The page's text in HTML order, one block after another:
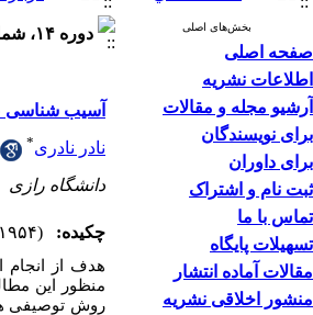
بخش‌های اصلی
صفحه اصلی
اطلاعات نشریه
آرشیو مجله و مقالات
برای نویسندگان
برای داوران
ثبت نام و اشتراک
تماس با ما
تسهیلات پایگاه
مقالات آماده انتشار
منشور اخلاقی نشریه
دوره ۱۴، شماره ۲ - ( ۴-۱۴۰۴ )
آسیب شناسی
نادر نادری*
دانشگاه رازی
چکیده: (۱۹۵۴ مشاهده)
هدف از انجام
منظور این
روش توصیفی